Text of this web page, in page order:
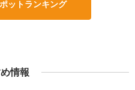
ットランキング
情報